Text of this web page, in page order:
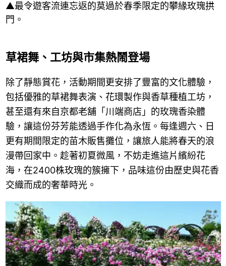
▲最令遊客流連忘返的莫過於春季限定的攀緣玫瑰拱
門。
草裙舞、工坊與市集熱鬧登場
除了靜態賞花，活動期間更安排了豐富的文化體驗，
包括優雅的草裙舞表演、花環製作與香草種植工坊，
甚至還有來自京都老舖「川端商店」的玫瑰香染體
驗，讓這份芬芳能透過手作化為永恆。每逢週六、日
更有期間限定的苗木販售攤位，讓旅人能將春天的浪
漫帶回家中。趁著初夏微風，不妨走進這片繽紛花
海，在2400株玫瑰的簇擁下，品味這份由歷史與花香
交織而成的奢華時光。